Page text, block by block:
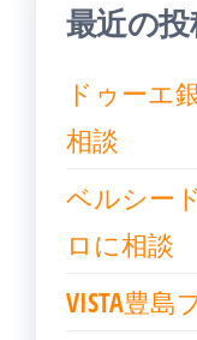
最近の
ドゥーエ
相談
ベルシー
ロに相談
VISTA豊島